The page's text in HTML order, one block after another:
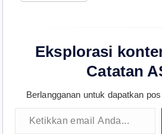
Eksplorasi
Catatan
Berlangganan untuk dapatkan
Ketikkan email Anda...